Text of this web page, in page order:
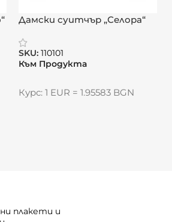
Дамски суитчър „Селора“
SKU:110101
Към Продукта
Курс: 1 EUR = 1.95583 BGN
плакети и